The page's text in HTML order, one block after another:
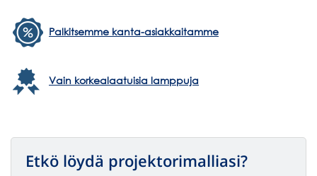
Palkitsemme kanta-asiakkaitamme
Vain korkealaatuisia lamppuja
Etkö löydä projektorimalliasi?